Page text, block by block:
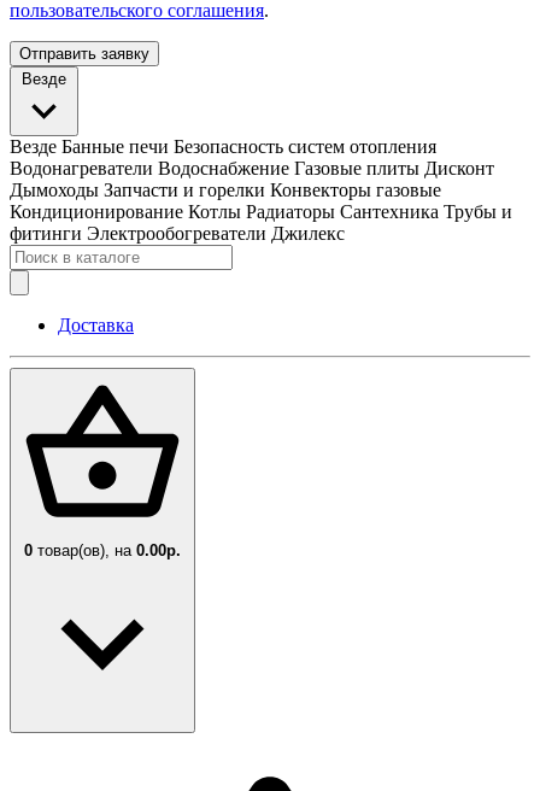
пользовательского соглашения.
Отправить заявку
Везде
Везде Банные печи Безопасность систем отопления
Водонагреватели Водоснабжение Газовые плиты Дисконт
Дымоходы Запчасти и горелки Конвекторы газовые
Кондиционирование Котлы Радиаторы Сантехника Трубы и
фитинги Электрообогреватели Джилекс
Доставка
0 товар(ов), на 0.00р.